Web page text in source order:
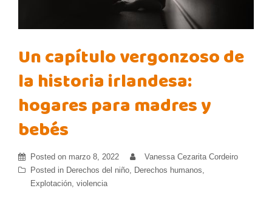
Un capítulo vergonzoso de
la historia irlandesa:
hogares para madres y
bebés
Posted on marzo 8, 2022
Vanessa Cezarita Cordeiro
Posted in Derechos del niño, Derechos humanos,
Explotación, violencia